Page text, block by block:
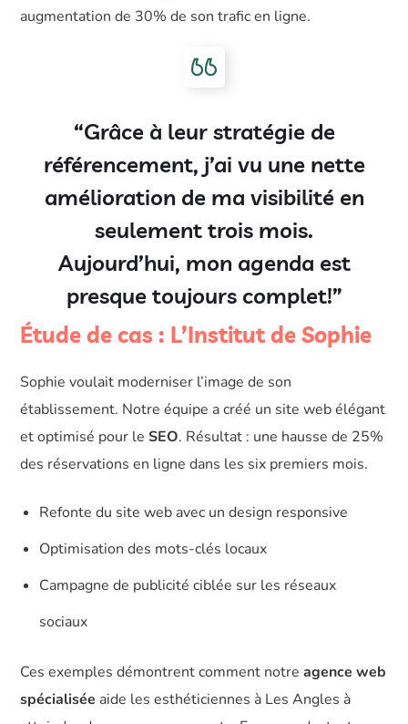
augmentation de 30% de son trafic en ligne.
“Grâce à leur stratégie de
référencement, j’ai vu une nette
amélioration de ma visibilité en
seulement trois mois.
Aujourd’hui, mon agenda est
presque toujours complet!”
Étude de cas : L’Institut de Sophie
Sophie voulait moderniser l’image de son
établissement. Notre équipe a créé un site web élégant
et optimisé pour leSEO. Résultat : une hausse de 25%
des réservations en ligne dans les six premiers mois.
Refonte du site web avec un design responsive
Optimisation des mots-clés locaux
Campagne de publicité ciblée sur les réseaux
sociaux
Ces exemples démontrent comment notreagence web
spécialisée aide les esthéticiennes à Les Angles à